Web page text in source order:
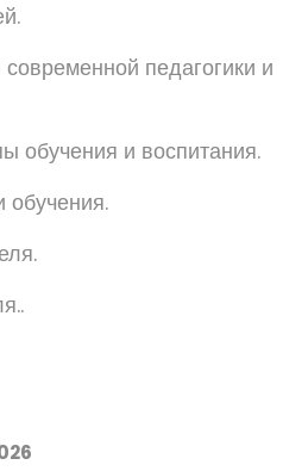
педагогики и
обучения и воспитания.